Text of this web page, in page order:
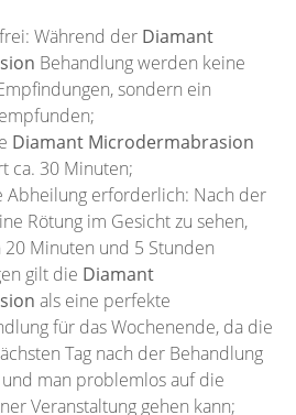
Während der Diamant
Behandlung werden keine
sondern ein
Diamant Microdermabrasion
ca. 30 Minuten;
Abheilung erforderlich: Nach der
Rötung im Gesicht zu sehen,
Minuten und 5 Stunden
gilt die Diamant
als eine perfekte
für das Wochenende, da die
Tag nach der Behandlung
man problemlos auf die
Veranstaltung gehen kann;